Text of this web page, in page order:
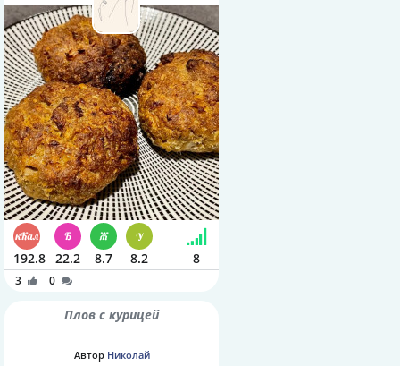
192.8 22.2 8.7 8.2 8
3 0
Плов с курицей
Автор Николай